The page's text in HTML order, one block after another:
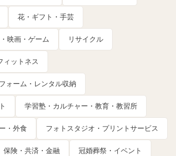
花・ギフト・手芸
映画・ゲーム リサイクル
ィットネス
ォーム・レンタル収納
学習塾・カルチャー・教育・教習所
・外食 フォトスタジオ・プリントサービス
保険・共済・金融 冠婚葬祭・イベント